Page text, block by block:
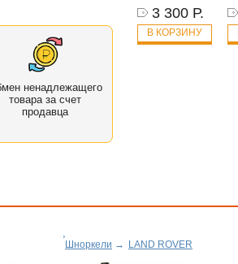
ненадлежащего
товара за счет
продавца
3 300 Р.
В КОРЗИНУ
Шноркели → LAND ROVER